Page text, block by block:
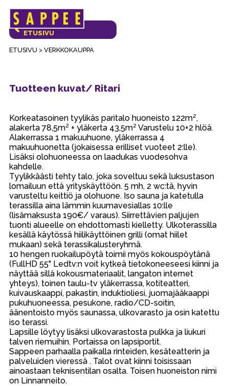
Päävalikko
ETUSIVU > VERKKOKAUPPA
VERKKOKAUPAN
ETUSIVU
Tuotteen kuvat/ Ritari
Korkeatasoinen tyylikäs paritalo huoneisto 122m²,
alakerta 78,5m² + yläkerta 43,5m² Varustelu 10+2 hlöä.
Alakerrassa 1 makuuhuone, yläkerrassa 4
makuuhuonetta (jokaisessa erilliset vuoteet 2:lle).
Lisäksi olohuoneessa on laadukas vuodesohva
kahdelle.
Tyylikkäästi tehty talo, joka soveltuu sekä luksustason
lomailuun että yrityskäyttöön. 5 mh, 2 wc:tä, hyvin
varusteltu keittiö ja olohuone. Iso sauna ja katetulla
terassilla aina lämmin kuumavesiallas 10:lle
(lisämaksusta 190€/ varaus). Siirrettävien paljujen
tuonti alueelle on ehdottomasti kielletty. Ulkoterassilla
kesällä käytössä hiilikäyttöinen grilli (omat hiilet
mukaan) sekä terassikalusteryhmä.
10 hengen ruokailupöytä toimii myös kokouspöytänä
(FullHD 55" Ledtv:n voit kytkeä tietokoneeseesi kiinni ja
näyttää sillä kokousmateriaalit, langaton internet
yhteys), toinen taulu-tv yläkerrassa, kotiteatteri,
kuivauskaappi, pakastin, induktioliesi, juomajääkaappi
pukuhuoneessa, pesukone, radio/CD-soitin,
äänentoisto myös saunassa, ulkovarasto ja osin katettu
iso terassi.
Lapsille löytyy lisäksi ulkovarastosta pulkka ja liukuri
talven riemuihin. Portaissa on lapsiportit.
Sappeen parhaalla paikalla rinteiden, kesäteatterin ja
palveluiden vieressä . Talot ovat kiinni toisissaan
ainoastaan teknisentilan osalta. Toisen huoneiston nimi
on Linnanneito.